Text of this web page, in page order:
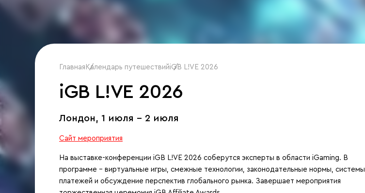
Главная /
Календарь путешествий /
iGB L!VE 2026
iGB L!VE 2026
Лондон, 1 июля - 2 июля
Сайт мероприятия
На выставке-конференции iGB L!VE 2026 соберутся эксперты в области iGaming. В
программе – виртуальные игры, смежные технологии, законодательные нормы, системы
платежей и обсуждение перспектив глобального рынка. Завершает мероприятия